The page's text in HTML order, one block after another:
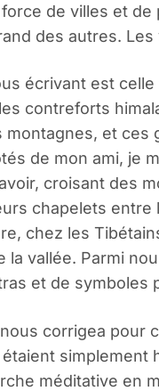
de villes et
des autres.
écrivant est
contreforts
montagnes, et
de mon ami,
croisant des
chapelets
chez les
vallée. Parmi
et de symboles
corrigea
méditative en